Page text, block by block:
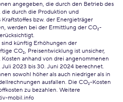
angegeben, die durch den Betrieb des
die durch die Produktion und
bzw. der Energieträger
werden bei der Ermittlung der CO₂-
künftig Erhöhungen der
CO₂, Preisentwicklung ist unsicher,
anhand von drei angenommenen
Juli 2023 bis 30. Juni 2024 berechnet.
sowohl höher als auch niedriger als in
ausfallen. Die CO₂-Kosten
zu bezahlen. Weitere
mobil.info